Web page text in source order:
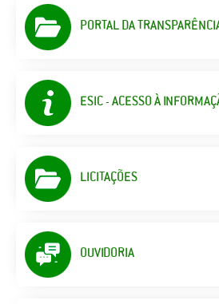
PORTAL DA
ESIC - ACESSO À
LICITAÇÕES
OUVIDORIA